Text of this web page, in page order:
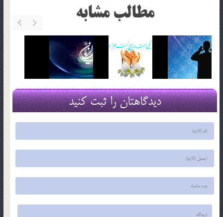
مطالب مشابه
دیدگاهتان را ثبت کنید